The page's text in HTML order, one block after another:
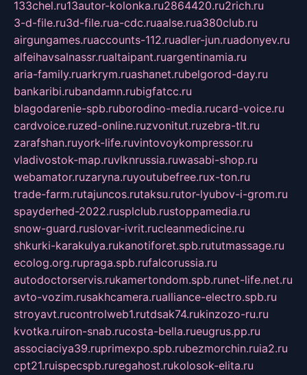
133chel.ru13autor-kolonka.ru2864420.ru2rich.ru
3-d-file.ru3d-file.rua-cdc.ruaalse.rua380club.ru
airgungames.ruaccounts-112.ruadler-jun.ruadonyev.ru
alfeihavsalnassr.rualtaipant.ruargentinamia.ru
aria-family.ruarkrym.ruashanet.rubelgorod-day.ru
bankaribi.rubandamn.rubigfatcc.ru
blagodarenie-spb.ruborodino-media.rucard-voice.ru
cardvoice.ruzed-online.ruzvonitut.ruzebra-tlt.ru
zarafshan.ruyork-life.ruvintovoykompressor.ru
vladivostok-map.ruvlknrussia.ruwasabi-shop.ru
webamator.ruzaryna.ruyoutubefree.rux-ton.ru
trade-farm.rutajuncos.rutaksu.rutor-lyubov-i-grom.ru
spayderhed-2022.rusplclub.rustoppamedia.ru
snow-guard.ruslovar-ivrit.rucleanmedicine.ru
shkurki-karakulya.rukanotiforet.spb.rututmassage.ru
ecolog.org.rupraga.spb.rufalcorussia.ru
autodoctorservis.rukamertondom.spb.runet-life.net.ru
avto-vozim.rusakhcamera.rualliance-electro.spb.ru
stroyavt.rucontrolweb1.rutdsak74.rukinzozo-ru.ru
kvotka.ruiron-snab.rucosta-bella.rueugrus.pp.ru
associaciya39.ruprimexpo.spb.rubezmorchin.ruia2.ru
cpt21.ruispecspb.ruregahost.rukolosok-elita.ru